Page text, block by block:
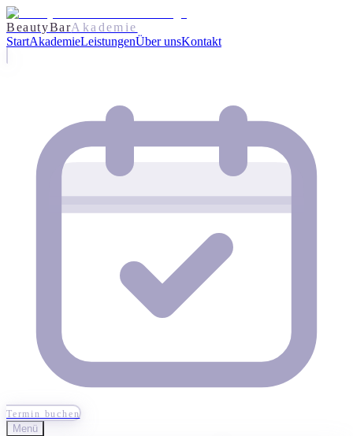
BeautyBarAkademie
StartAkademieLeistungenÜber unsKontakt
Termin buchen
Menü